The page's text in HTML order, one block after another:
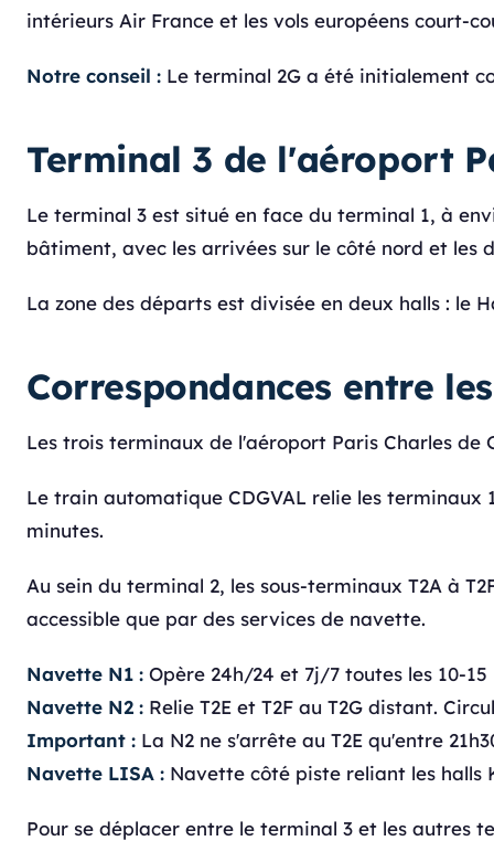
intérieurs Air France et les vols européens court-
Notre conseil : Le terminal 2G a été initialement
Terminal 3 de l'aéroport
Le terminal 3 est situé en face du terminal 1, à
bâtiment, avec les arrivées sur le côté nord et les
La zone des départs est divisée en deux halls : le
Correspondances entre
Les trois terminaux de l'aéroport Paris Charles
Le train automatique CDGVAL relie les
minutes.
Au sein du terminal 2, les sous-terminaux T2A à
accessible que par des services de navette.
Navette N1 : Opère 24h/24 et 7j/7 toutes les 10-
Navette N2 : Relie T2E et T2F au T2G distant.
Important : La N2 ne s'arrête au T2E qu'entre
Navette LISA : Navette côté piste reliant les halls
Pour se déplacer entre le terminal 3 et les autres